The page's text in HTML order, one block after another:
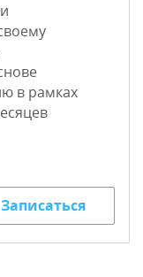
в рамках
Записаться